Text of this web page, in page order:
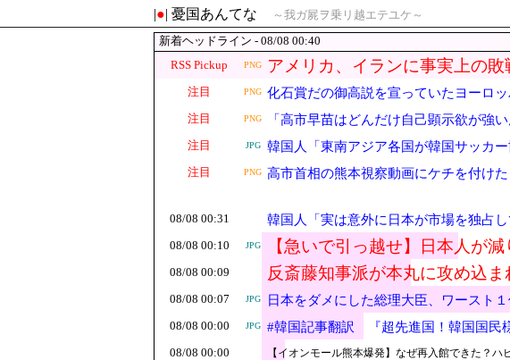
|●| 憂国あんてな ～我ガ屍ヲ乗リ越エテユケ～
新着ヘッドライン - 08/08 00:40
RSS Pickup
PNG アメリカ、イランに事実上の
注目 PNG 化石賞だの御高説を宣っていたヨーロ
注目 PNG
「高市早苗はどんだけ自己顕示欲が強
ない」と言い張るも……
注目 JPG
韓国人「東南アジア各国が韓国サッカ
ル‥」
注目 PNG 高市首相の熊本視察動画にケチを付け
08/08 00:31 韓国人「実は意外に日本が市場を独占
08/08 00:10 JPG 【急いで引っ越せ】日本人が
08/08 00:09
反斎藤知事派が本丸に攻め込
する人が続出中
08/08 00:07 JPG 日本をダメにした総理大臣、ワースト
08/08 00:00 JPG #韓国記事翻訳 『超先進国！韓国国民
08/08 00:00 【イオンモール熊本爆発】なぜ再入館できた？